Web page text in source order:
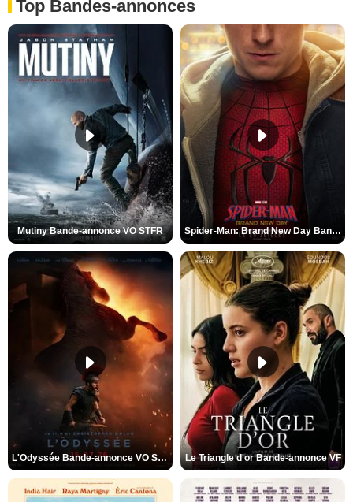
Top Bandes-annonces
Mutiny Bande-annonce VO STFR Spider-Man: Brand New Day Bande-annonce VO STFR
L'Odyssée Bande-annonce VO STFR Le Triangle d'or Bande-annonce VF